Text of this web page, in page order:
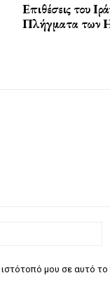
Επιθέσεις του
Πλήγματα των
μου σε αυτό